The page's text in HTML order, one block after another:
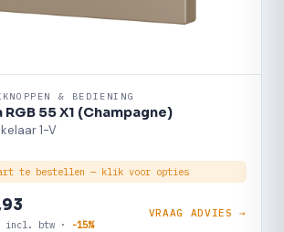
& BEDIENING
55 X1 (Champagne)
1-V
te bestellen — klik voor opties
incl. btw · -15%
VRAAG ADVIES →